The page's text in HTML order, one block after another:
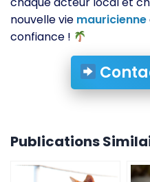
nouvelle vie mauricienne
confiance !
Publications